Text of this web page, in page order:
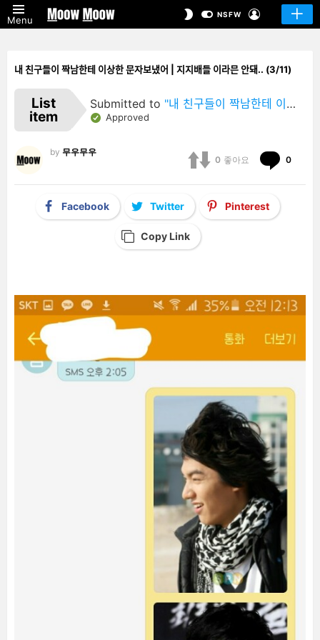
Menu
SWITCHNSFW
내 친구들이 짝남한테 이상한 문자보냈어 | 지지배들 이라믄 안돼.. (3/11)
List
item
Submitted to "내 친구들이 짝남한테 이상한 문자보냈어 | 지지배들 이라믄 안돼.."
Approved
by 무우무우
0 좋아요 0
Facebook Twitter Pinterest
Copy Link